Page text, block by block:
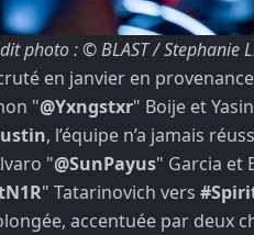
photo : © BLAST / Stephanie
en janvier en
"@Yxngstxr" Boije et
, l’équipe n’a jamais
"@SunPayus" Garcia et
" Tatarinovich vers
accentuée par deux